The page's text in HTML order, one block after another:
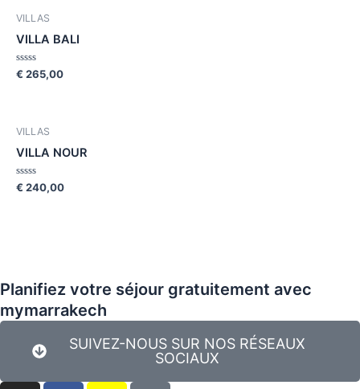
VILLAS
VILLA BALI
Rated
0
€ 265,00
VILLAS
VILLA NOUR
Rated
0
€ 240,00
Planifiez votre séjour gratuitement avec
mymarrakech
SUIVEZ-NOUS SUR NOS RÉSEAUX
SOCIAUX